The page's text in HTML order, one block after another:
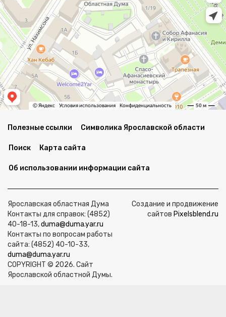
Полезные ссылки Символика Ярославской области
Поиск Карта сайта
Об использовании информации сайта
Ярославская областная Дума
Контакты для справок: (4852)
40-18-13,duma@duma.yar.ru
Контакты по вопросам работы
сайта: (4852) 40-10-33,
duma@duma.yar.ru
COPYRIGHT © 2026. Сайт
Ярославской областной Думы.
Создание и продвижение
сайтов Pixelsblend.ru